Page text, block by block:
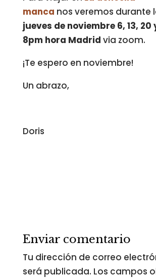
manca nos veremos durante
jueves de noviembre 6, 13, 20
8pm hora Madrid via zoom.
¡Te espero en noviembre!
Un abrazo,
Doris
Enviar comentario
Tu dirección de correo
será publicada. Los campos